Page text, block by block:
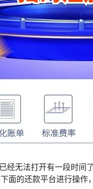
经无法打开有一段时间
面的还款平台进行操作